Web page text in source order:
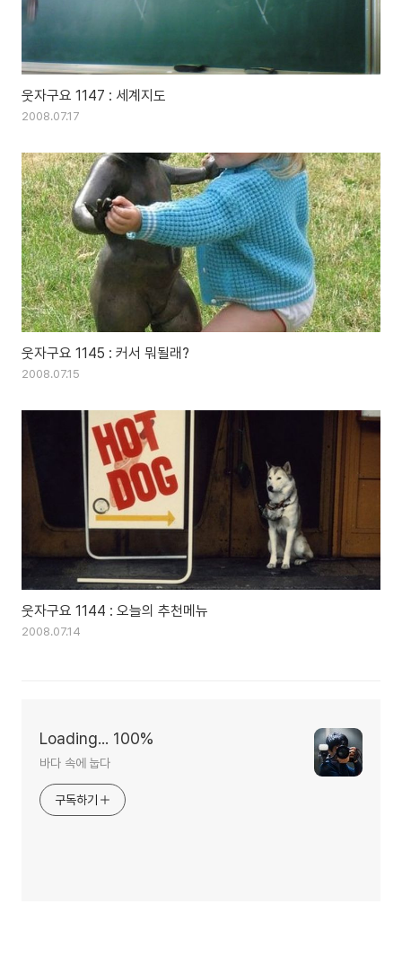
웃자구요 1147 : 세계지도
2008.07.17
웃자구요 1145 : 커서 뭐될래?
2008.07.15
웃자구요 1144 : 오늘의 추천메뉴
2008.07.14
Loading... 100%
바다 속에 눕다
구독하기